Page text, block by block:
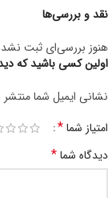
نقد و بررسی‌ها
هنوز بررسی‌ای ثبت
اولین کسی باشید که
نشانی ایمیل شما
امتیاز شما*
دیدگاه شما*